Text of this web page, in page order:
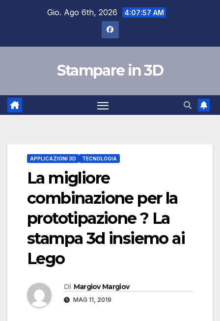
Gio. Ago 6th, 2026 4:07:58 AM
Stampare in 3D
APPLICAZIONI 3D TECNOLOGIA
La migliore
combinazione per la
prototipazione ? La
stampa 3d insiemo ai
Lego
Di Margiov Margiov
MAG 11, 2019